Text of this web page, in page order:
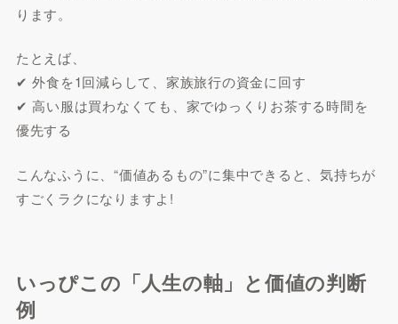
ります。
たとえば、
✔︎ 外食を1回減らして、家族旅行の資金に回す
✔︎ 高い服は買わなくても、家でゆっくりお茶する時間を
優先する
こんなふうに、“価値あるもの”に集中できると、気持ちが
すごくラクになりますよ!
いっぴこの「人生の軸」と価値の判断
例